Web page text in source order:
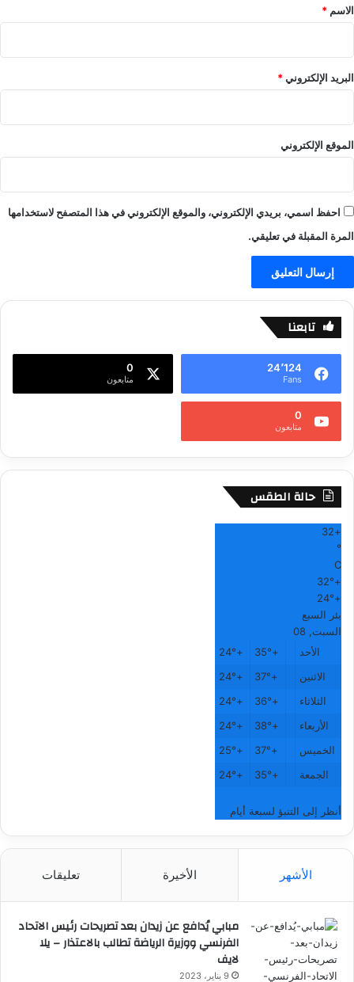
ل
ي
ل
–
ل
-
ي
ل
ا
ي
ف
*
الاسم *
البريد الإلكتروني*
الموقع الإلكتروني
احفظ اسمي، بريدي الإلكتروني، والموقع الإلكتروني في هذا المتصفح لاستخدامها
المرة المقبلة في تعليقي.
تابعنا
24٬124
Fans
0
متابعون
0
متابعون
حالة الطقس
+
32
°
C
+
32°
+
24°
بئر السبع
السبت, 08
الأحد
+
35°
+
24°
الاثنين
+
37°
+
24°
الثلاثاء
+
36°
+
24°
الأربعاء
+
38°
+
24°
الخميس
+
37°
+
25°
الجمعة
+
35°
+
24°
أنظر إلى التنبؤ لسبعة أيام
الأشهر الأخيرة تعليقات
مبابي يُدافع عن زيدان بعد تصريحات رئيس الاتحاد
الفرنسي ووزيرة الرياضة تطالب بالاعتذار – يلا
لايف
9 يناير، 2023